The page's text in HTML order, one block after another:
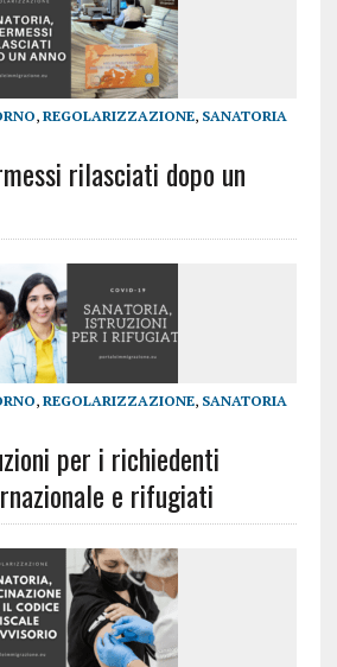
, REGOLARIZZAZIONE, SANATORIA
rilasciati dopo un
, REGOLARIZZAZIONE, SANATORIA
per i richiedenti
e rifugiati